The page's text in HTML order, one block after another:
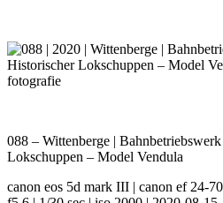
088 – Wittenberge |
Lokschuppen – Model Vendula
canon eos 5d mark III | canon ef 24-